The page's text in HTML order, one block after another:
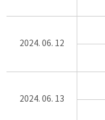
2024. 06. 12
2024. 06. 13